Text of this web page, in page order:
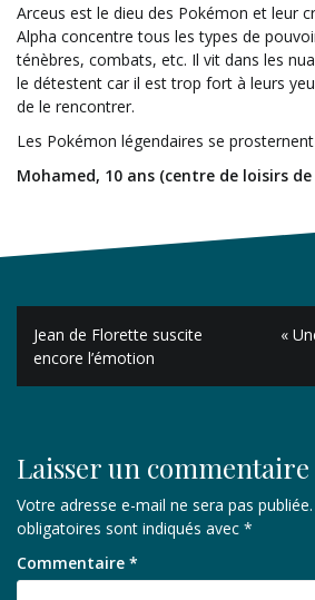
Arceus est le dieu des Pokémon et leur
Alpha concentre tous les types de
ténèbres, combats, etc. Il vit dans les
le détestent car il est trop fort à leurs
de le rencontrer.
Les Pokémon légendaires se
Mohamed, 10 ans (centre de loisirs
Navigation
de
l’article
Jean de Florette suscite
encore l’émotion
«
Laisser un commentaire
Votre adresse e-mail ne sera pas publiée.
obligatoires sont indiqués avec *
Commentaire *